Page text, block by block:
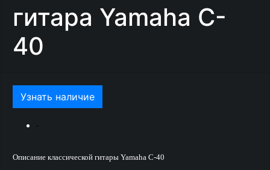
гитара Yamaha C-
40
Узнать наличие
Описание классической гитары Yamaha C-40